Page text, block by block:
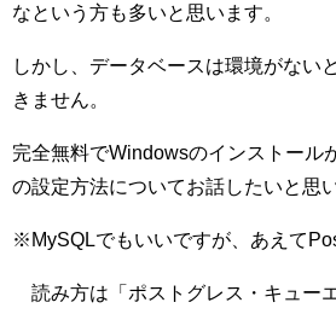
なという方も多いと思います。
しかし、データベースは環境がない
きません。
完全無料でWindowsのインストール
の設定方法についてお話したいと思
※MySQLでもいいですが、あえて
読み方は「ポストグレス・キュー